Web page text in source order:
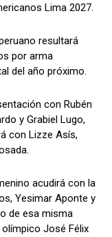
Lima 2027.
resultará
por arma
del año próximo.
con Rubén
y Grabiel Lugo,
con Lizze Asís,
acudirá con la
Yesimar Aponte y
de esa misma
José Félix